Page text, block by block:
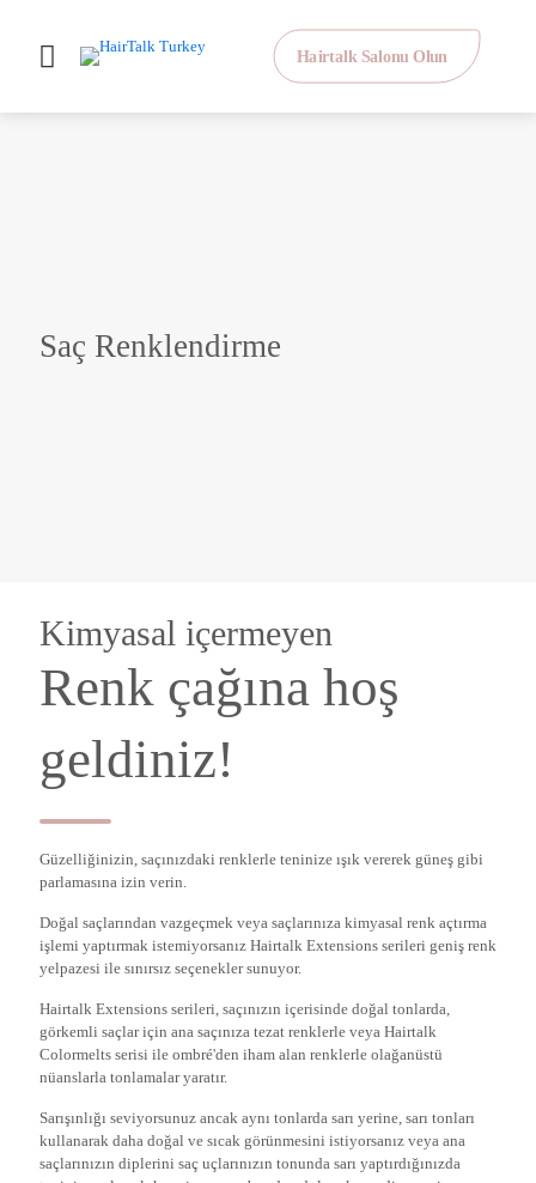
Hairtalk Salonu Olun
Saç Renklendirme
Kimyasal içermeyen
Renk çağına hoş
geldiniz!
Güzelliğinizin, saçınızdaki renklerle teninize ışık vererek güneş gibi
parlamasına izin verin.
Doğal saçlarından vazgeçmek veya saçlarınıza kimyasal renk açtırma
işlemi yaptırmak istemiyorsanız Hairtalk Extensions serileri geniş renk
yelpazesi ile sınırsız seçenekler sunuyor.
Hairtalk Extensions serileri, saçınızın içerisinde doğal tonlarda,
görkemli saçlar için ana saçınıza tezat renklerle veya Hairtalk
Colormelts serisi ile ombré'den iham alan renklerle olağanüstü
nüanslarla tonlamalar yaratır.
Sarışınlığı seviyorsunuz ancak aynı tonlarda sarı yerine, sarı tonları
kullanarak daha doğal ve sıcak görünmesini istiyorsanız veya ana
saçlarınızın diplerini saç uçlarınızın tonunda sarı yaptırdığınızda